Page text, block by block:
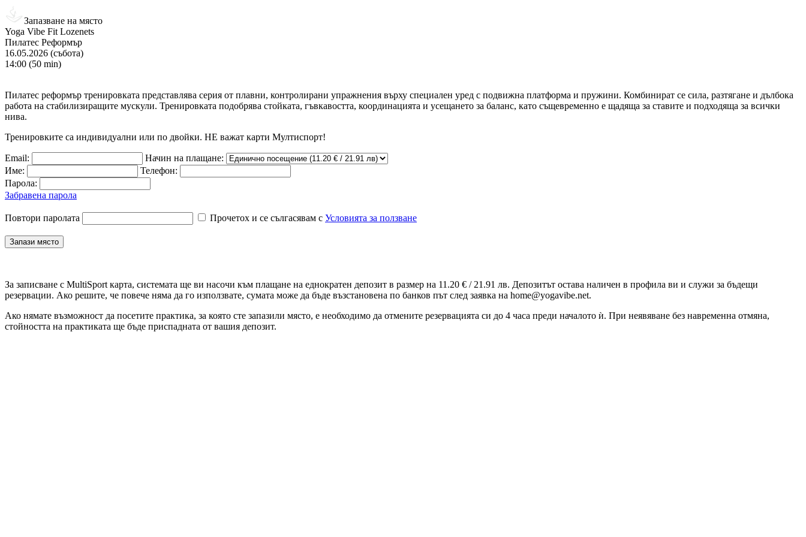
Запазване на място
Yoga Vibe Fit Lozenets
Пилатес Реформър
16.05.2026 (събота)
14:00 (50 min)
Пилатес реформър тренировката представлява серия от плавни, контролирани упражнения върху специален уред с подвижна платформа и пружини. Комбинират се сила, разтягане и дълбока
работа на стабилизиращите мускули. Тренировката подобрява стойката, гъвкавостта, координацията и усещането за баланс, като същевременно е щадяща за ставите и подходяща за всички
нива.
Тренировките са индивидуални или по двойки. НЕ важат карти Мултиспорт!
Email:
Начин на плащане:
Име:
Телефон:
Парола:
Забравена парола
Повтори паролата Прочетох и се сългасявам с Условията за ползване
За записване с MultiSport карта, системата ще ви насочи към плащане на еднократен депозит в размер на 11.20 € / 21.91 лв. Депозитът остава наличен в профила ви и служи за бъдещи
резервации. Ако решите, че повече няма да го използвате, сумата може да бъде възстановена по банков път след заявка на home@yogavibe.net.
Ако нямате възможност да посетите практика, за която сте запазили място, е необходимо да отмените резервацията си до 4 часа преди началото ѝ. При неявяване без навременна отмяна,
стойността на практиката ще бъде приспадната от вашия депозит.